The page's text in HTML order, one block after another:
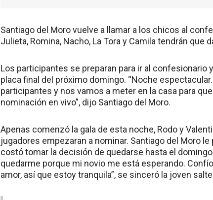
Santiago del Moro vuelve a llamar a los chicos al
Julieta, Romina, Nacho, La Tora y Camila tendrán
Los participantes se preparan para ir al confesionario
placa final del próximo domingo. “Noche
participantes y nos vamos a meter en la casa para
nominación en vivo”, dijo Santiago del Moro.
Apenas comenzó la gala de esta noche, Rodo y
jugadores empezaran a nominar. Santiago del Moro
costó tomar la decisión de quedarse hasta el
quedarme porque mi novio me está esperando.
amor, así que estoy tranquila”, se sinceró la joven